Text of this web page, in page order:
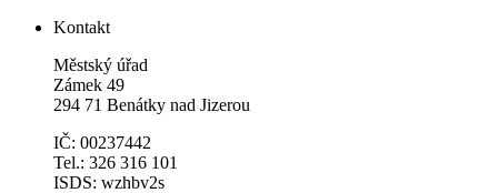
Kontakt
Městský úřad
Zámek 49
294 71 Benátky nad Jizerou
IČ: 00237442
Tel.: 326 316 101
ISDS: wzhbv2s